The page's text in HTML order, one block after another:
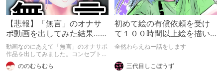
【悲報】「無言」のオナサ
ポ動画を出してみた結果……
動画なのにあえて「無言」のオナサポ
作品を出してみました。コンセプト通
りのものは作れたのですが、肝心の売
上がね……
ののむらむら
初めて絵の有償依頼を受け
て１００時間以上絵を描い
た話
全然わらえねー話をします
三代目しこぼうず